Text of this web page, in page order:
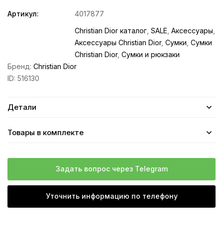
Артикул:
4017877
Christian Dior каталог SALE Аксессуары
Аксессуары Christian Dior, Сумки Сумки
Christian Dior, Сумки и рюкзаки
Бренд: Christian Dior
ID: 516130
Детали
Товары в комплекте
Задать вопрос через Telegram
Уточнить информацию по телефону